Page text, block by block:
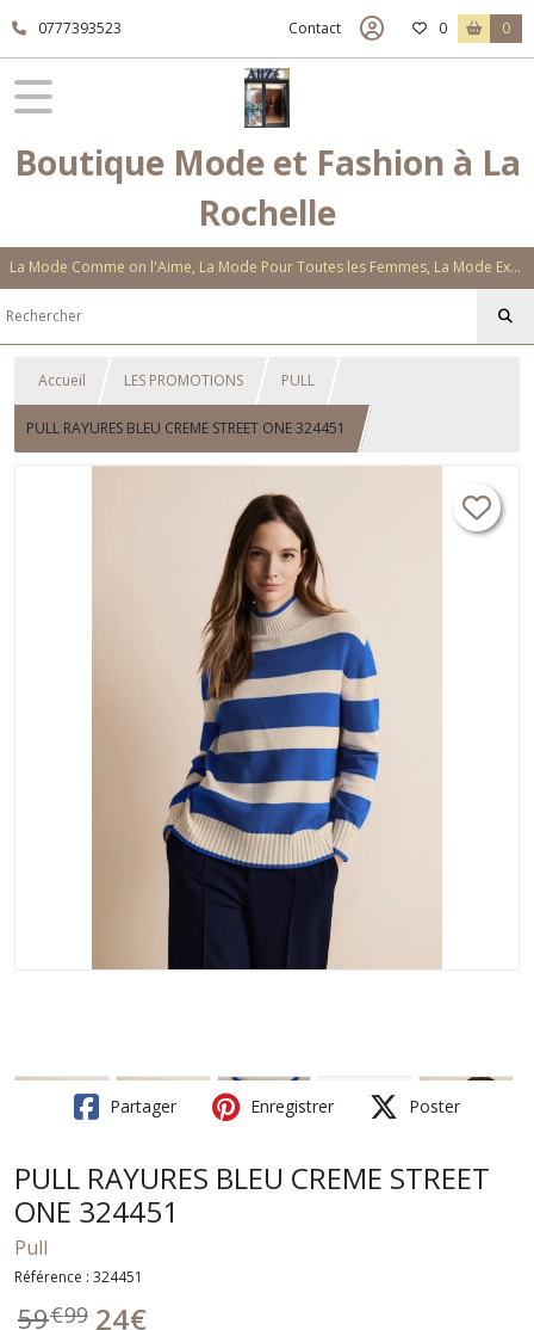
0777393523 Contact 0 0
Boutique Mode et Fashion à La
Rochelle
La Mode Comme on l'Aime, La Mode Pour Toutes les Femmes, La Mode Exclusive Aux Matières Et Couleurs Novatrices, La Mode Qui Vous Séduira
Accueil LES PROMOTIONS PULL
PULL RAYURES BLEU CREME STREET ONE 324451
Partager Enregistrer Poster
PULL RAYURES BLEU CREME STREET
ONE 324451
Pull
Référence : 324451
59€99 24€